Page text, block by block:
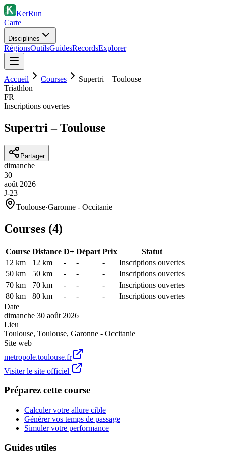
KerRun
Carte
Disciplines
RégionsOutilsGuidesRecordsExplorer
Accueil Courses
Supertri – Toulouse
Triathlon
FR
Inscriptions ouvertes
Supertri – Toulouse
Partager
dimanche
30
août 2026
J-23
Toulouse·Garonne - Occitanie
Courses (4)
Course Distance D+ Départ Prix
Statut
12 km
12 km - - -
Inscriptions ouvertes
50 km
50 km - - -
Inscriptions ouvertes
70 km
70 km - - -
Inscriptions ouvertes
80 km
80 km - - -
Inscriptions ouvertes
Date
dimanche 30 août 2026
Lieu
Toulouse, Toulouse, Garonne - Occitanie
Site web
metropole.toulouse.fr
Visiter le site officiel
Préparez cette course
Calculer votre allure cible
Générer vos temps de passage
Simuler votre performance
Guides utiles